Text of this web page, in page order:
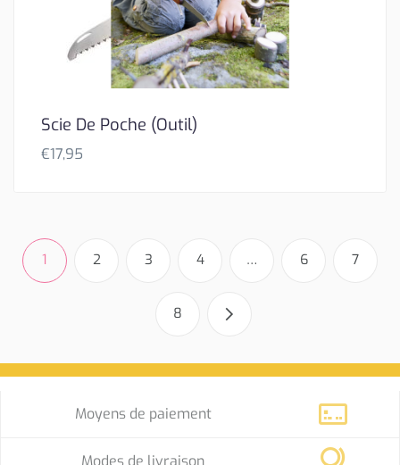
Scie De Poche (Outil)
€17,95
1 2 3 4 … 6 7
8
Moyens de paiement